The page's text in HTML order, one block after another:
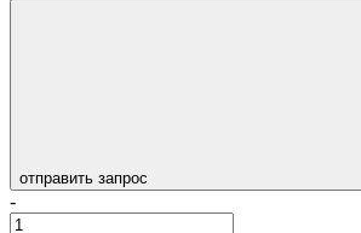
отправить запрос
-